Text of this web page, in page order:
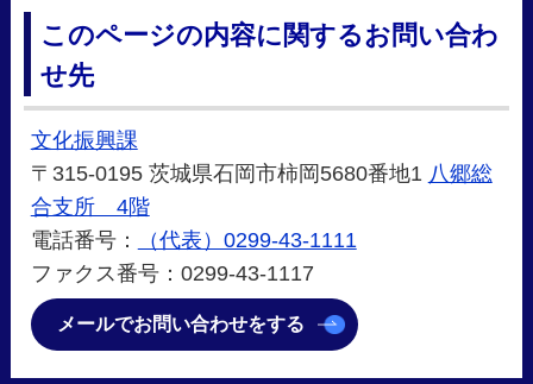
このページの内容に関するお問い合わ
せ先
文化振興課
〒315-0195 茨城県石岡市柿岡5680番地1 八郷総
合支所 4階
電話番号：
（代表）0299-43-1111
ファクス番号：0299-43-1117
メールでお問い合わせをする